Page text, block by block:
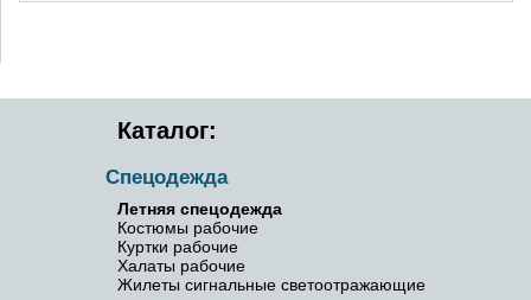
Каталог:
Спецодежда
Летняя спецодежда
Костюмы рабочие
Куртки рабочие
Халаты рабочие
Жилеты сигнальные светоотражающие